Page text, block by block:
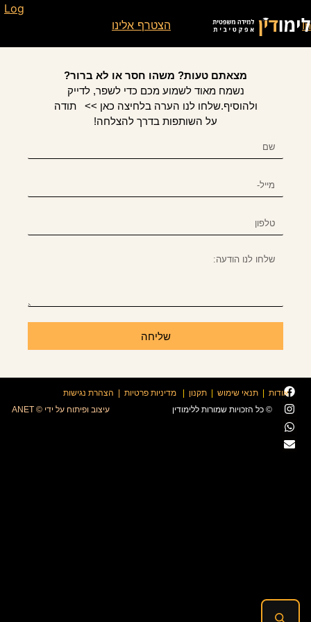
Log
. אינך משתמש רשום עדיין? הצטרף אלינו
מצאתם טעות? משהו חסר או לא ברור?
נשמח מאוד לשמוע מכם כדי לשפר, לדייק
ולהוסיף.שלחו לנו הערה בלחיצה כאן >> תודה
על השותפות בדרך להצלחה!
שליחה
אודות| תנאי שימוש| תקנון| מדיניות פרטיות |
הצהרת נגישות
© כל הזכויות שמורות ללימודין
עיצוב ופיתוח על ידי © ANET